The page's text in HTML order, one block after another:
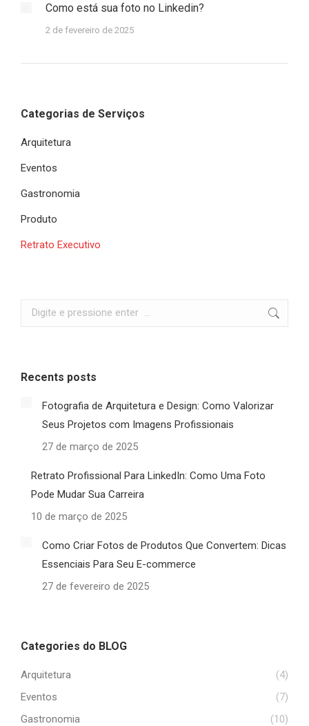
Como está sua foto no Linkedin?
2 de fevereiro de 2025
Categorias de Serviços
Arquitetura
Eventos
Gastronomia
Produto
Retrato Executivo
Recents posts
Fotografia de Arquitetura e Design: Como Valorizar
Seus Projetos com Imagens Profissionais
27 de março de 2025
Retrato Profissional Para LinkedIn: Como Uma Foto
Pode Mudar Sua Carreira
10 de março de 2025
Como Criar Fotos de Produtos Que Convertem: Dicas
Essenciais Para Seu E-commerce
27 de fevereiro de 2025
Categories do BLOG
Arquitetura
(4)
Eventos
(7)
Gastronomia
(10)